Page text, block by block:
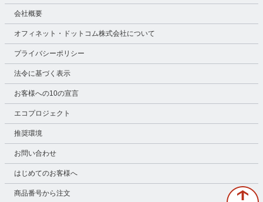
会社概要
オフィネット・ドットコム株式会社について
プライバシーポリシー
法令に基づく表示
お客様への10の宣言
エコプロジェクト
推奨環境
お問い合わせ
はじめてのお客様へ
商品番号から注文